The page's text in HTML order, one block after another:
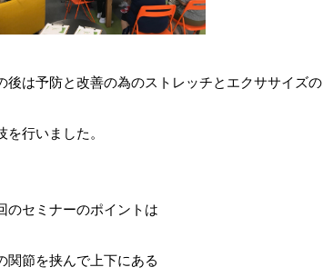
後は予防と改善の為のストレッチとエクササイズの
を行いました。
のセミナーのポイントは
関節を挟んで上下にある